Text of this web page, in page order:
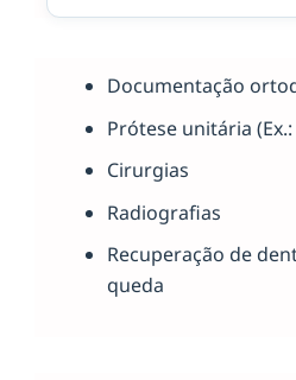
Documentação
Prótese unitária
Cirurgias
Radiografias
Recuperação de
queda